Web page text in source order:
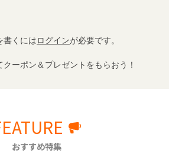
書くにはログインが必要です。
クーポン＆プレゼントをもらおう！
おすすめ特集